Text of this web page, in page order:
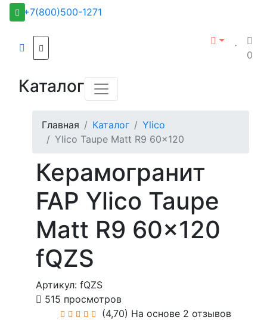
+7(800)500-1271
0
Каталог
Главная Каталог
Ylico
Ylico Taupe Matt R9 60x120
Керамогранит
FAP Ylico Taupe
Matt R9 60x120
fQZS
Артикул: fQZS
515 просмотров
(4,70) На основе 2 отзывов